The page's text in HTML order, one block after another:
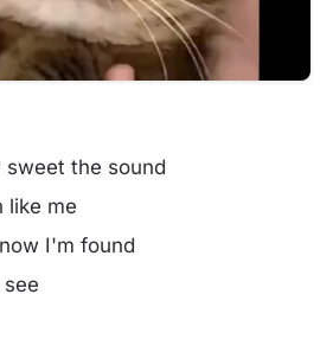
the sound
like me
I'm found